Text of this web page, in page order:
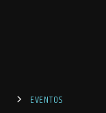
EVENTOS